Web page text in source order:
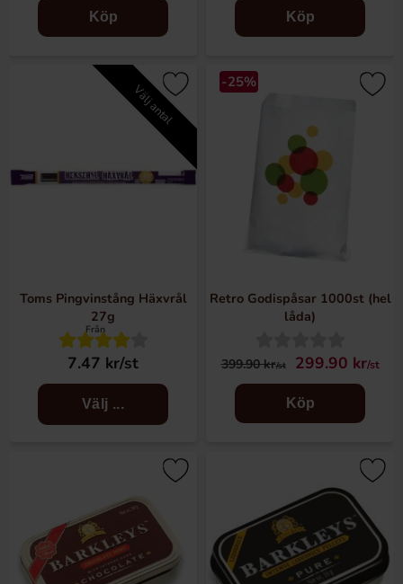
Köp Köp
Välj antal
Toms Pingvinstång Häxvrål
27g
Från
7.47 kr/st
Välj ...
-25%
Retro Godispåsar 1000st (hel
låda)
399.90 kr/st 299.90 kr/st
Köp